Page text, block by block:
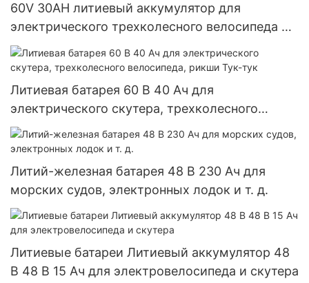
60V 30AH литиевый аккумулятор для
электрического трехколесного велосипеда E-
рикши, электрического скутера
Литиевая батарея 60 В 40 Ач для
электрического скутера, трехколесного
велосипеда, рикши Тук-тук
Литий-железная батарея 48 В 230 Ач для
морских судов, электронных лодок и т. д.
Литиевые батареи Литиевый аккумулятор 48
В 48 В 15 Ач для электровелосипеда и скутера